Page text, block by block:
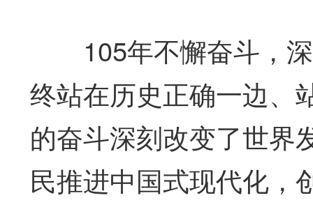
105年不懈奋斗，深
终站在历史正确一边、
的奋斗深刻改变了世界
民推进中国式现代化，